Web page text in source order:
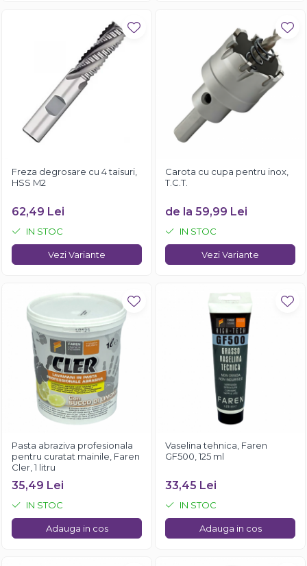
Freza degrosare cu 4 taisuri,
HSS M2
62,49 Lei
IN STOC
Vezi Variante
Carota cu cupa pentru inox,
T.C.T.
de la 59,99 Lei
IN STOC
Vezi Variante
Pasta abraziva profesionala
pentru curatat mainile, Faren
Cler, 1 litru
35,49 Lei
IN STOC
Adauga in cos
Vaselina tehnica, Faren
GF500, 125 ml
33,45 Lei
IN STOC
Adauga in cos